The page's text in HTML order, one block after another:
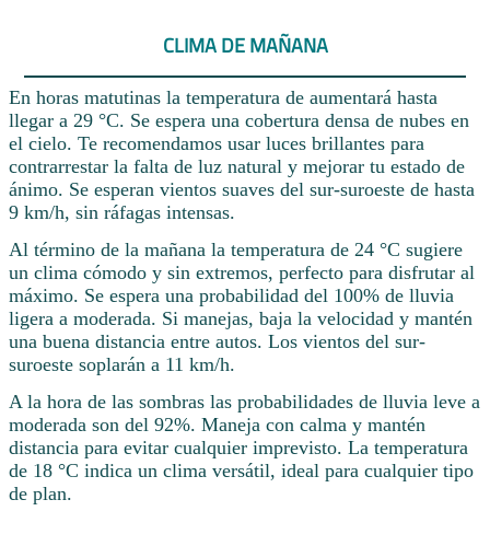
CLIMA DE MAÑANA
En horas matutinas la temperatura de aumentará hasta
llegar a 29 °C. Se espera una cobertura densa de nubes en
el cielo. Te recomendamos usar luces brillantes para
contrarrestar la falta de luz natural y mejorar tu estado de
ánimo. Se esperan vientos suaves del sur-suroeste de hasta
9 km/h, sin ráfagas intensas.
Al término de la mañana la temperatura de 24 °C sugiere
un clima cómodo y sin extremos, perfecto para disfrutar al
máximo. Se espera una probabilidad del 100% de lluvia
ligera a moderada. Si manejas, baja la velocidad y mantén
una buena distancia entre autos. Los vientos del sur-
suroeste soplarán a 11 km/h.
A la hora de las sombras las probabilidades de lluvia leve a
moderada son del 92%. Maneja con calma y mantén
distancia para evitar cualquier imprevisto. La temperatura
de 18 °C indica un clima versátil, ideal para cualquier tipo
de plan.